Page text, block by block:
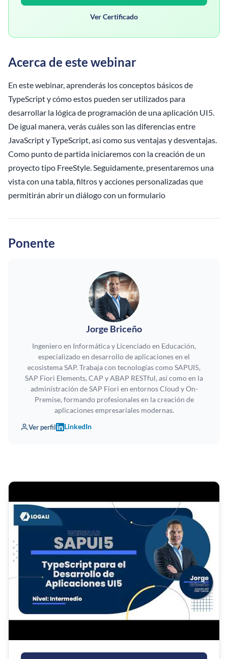
Ver Certificado
Acerca de este webinar
En este webinar, aprenderás los conceptos básicos de
TypeScript y cómo estos pueden ser utilizados para
desarrollar la lógica de programación de una aplicación UI5.
De igual manera, verás cuáles son las diferencias entre
JavaScript y TypeScript, así como sus ventajas y desventajas.
Como punto de partida iniciaremos con la creación de un
proyecto tipo FreeStyle. Seguidamente, presentaremos una
vista con una tabla, filtros y acciones personalizadas que
permitirán abrir un diálogo con un formulario
Ponente
Jorge Briceño
Ingeniero en Informática y Licenciado en Educación,
especializado en desarrollo de aplicaciones en el
ecosistema SAP. Trabaja con tecnologías como SAPUI5,
SAP Fiori Elements, CAP y ABAP RESTful, así como en la
administración de SAP Fiori en entornos Cloud y On-
Premise, formando profesionales en la creación de
aplicaciones empresariales modernas.
Ver perfil LinkedIn